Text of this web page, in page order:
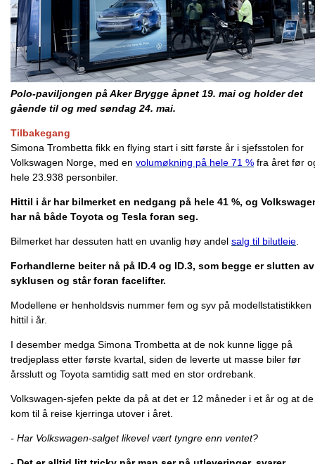
Polo-paviljongen på Aker Brygge åpnet 19. mai og holder det
gående til og med søndag 24. mai.
Tilbakegang
Simona Trombetta fikk en flying start i sitt første år i sjefsstolen for
Volkswagen Norge, med en volumøkning på hele 71 % fra året før
hele 23.938 personbiler.
Hittil i år har bilmerket en nedgang på hele 41 %, og
har nå både Toyota og Tesla foran seg.
Bilmerket har dessuten hatt en uvanlig høy andel salg til bilutleie
Forhandlerne beiter nå på ID.4 og ID.3, som begge er slutten av
syklusen og står foran facelifter.
Modellene er henholdsvis nummer fem og syv på modellstatistikken
hittil i år.
I desember medga Simona Trombetta at de nok kunne ligge på
tredjeplass etter første kvartal, siden de leverte ut masse biler før
årsslutt og Toyota samtidig satt med en stor ordrebank.
Volkswagen-sjefen pekte da på at det er 12 måneder i et år og at de
kom til å reise kjerringa utover i året.
- Har Volkswagen-salget likevel vært tyngre enn ventet?